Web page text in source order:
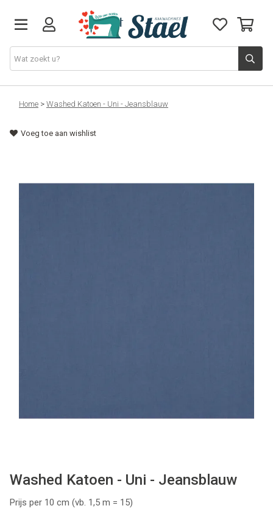
Machines
Accessoires
Home > Washed Katoen - Uni - Jeansblauw
Voeg toe aan wishlist
Washed Katoen - Uni - Jeansblauw
Prijs per 10 cm (vb. 1,5 m = 15)